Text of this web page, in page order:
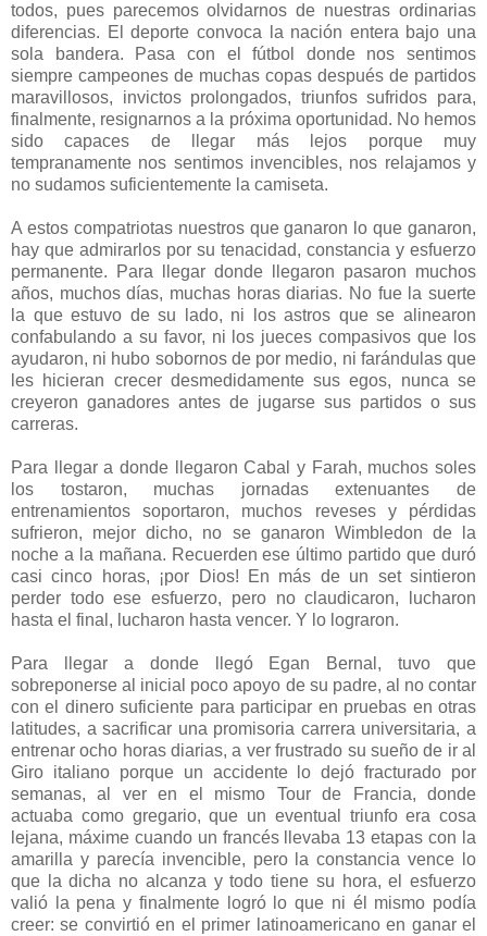
todos, pues parecemos olvidarnos de nuestras ordinarias
diferencias. El deporte convoca la nación entera bajo una
sola bandera. Pasa con el fútbol donde nos sentimos
siempre campeones de muchas copas después de partidos
maravillosos, invictos prolongados, triunfos sufridos para,
finalmente, resignarnos a la próxima oportunidad. No hemos
sido capaces de llegar más lejos porque muy
tempranamente nos sentimos invencibles, nos relajamos y
no sudamos suficientemente la camiseta.
A estos compatriotas nuestros que ganaron lo que ganaron,
hay que admirarlos por su tenacidad, constancia y esfuerzo
permanente. Para llegar donde llegaron pasaron muchos
años, muchos días, muchas horas diarias. No fue la suerte
la que estuvo de su lado, ni los astros que se alinearon
confabulando a su favor, ni los jueces compasivos que los
ayudaron, ni hubo sobornos de por medio, ni farándulas que
les hicieran crecer desmedidamente sus egos, nunca se
creyeron ganadores antes de jugarse sus partidos o sus
carreras.
Para llegar a donde llegaron Cabal y Farah, muchos soles
los tostaron, muchas jornadas extenuantes de
entrenamientos soportaron, muchos reveses y pérdidas
sufrieron, mejor dicho, no se ganaron Wimbledon de la
noche a la mañana. Recuerden ese último partido que duró
casi cinco horas, ¡por Dios! En más de un set sintieron
perder todo ese esfuerzo, pero no claudicaron, lucharon
hasta el final, lucharon hasta vencer. Y lo lograron.
Para llegar a donde llegó Egan Bernal, tuvo que
sobreponerse al inicial poco apoyo de su padre, al no contar
con el dinero suficiente para participar en pruebas en otras
latitudes, a sacrificar una promisoria carrera universitaria, a
entrenar ocho horas diarias, a ver frustrado su sueño de ir al
Giro italiano porque un accidente lo dejó fracturado por
semanas, al ver en el mismo Tour de Francia, donde
actuaba como gregario, que un eventual triunfo era cosa
lejana, máxime cuando un francés llevaba 13 etapas con la
amarilla y parecía invencible, pero la constancia vence lo
que la dicha no alcanza y todo tiene su hora, el esfuerzo
valió la pena y finalmente logró lo que ni él mismo podía
creer: se convirtió en el primer latinoamericano en ganar el